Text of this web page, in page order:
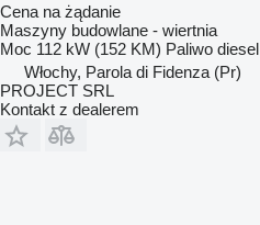
Cena na żądanie
Maszyny budowlane - wiertnia
Moc 112 kW (152 KM) Paliwo diesel
Włochy, Parola di Fidenza (Pr)
PROJECT SRL
Kontakt z dealerem